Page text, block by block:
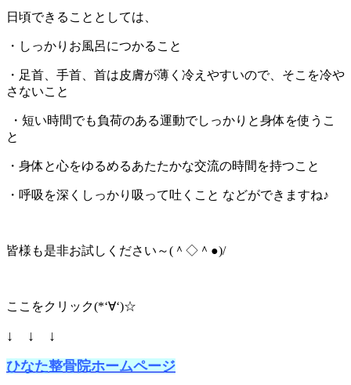
日頃できることとしては、
・しっかりお風呂につかること
・足首、手首、首は皮膚が薄く冷えやすいので、そこを冷や
さないこと
・短い時間でも負荷のある運動でしっかりと身体を使うこ
と
・身体と心をゆるめるあたたかな交流の時間を持つこと
・呼吸を深くしっかり吸って吐くこと などができますね♪
皆様も是非お試しください～(＾◇＾●)/
ここをクリック(*‘∀‘)☆
↓ ↓ ↓
ひなた整骨院ホームページ